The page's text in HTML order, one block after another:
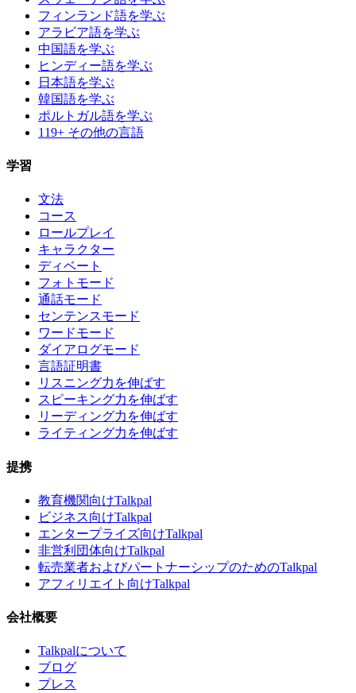
フィンランド語を学ぶ
アラビア語を学ぶ
中国語を学ぶ
ヒンディー語を学ぶ
日本語を学ぶ
韓国語を学ぶ
ポルトガル語を学ぶ
119+ その他の言語
学習
文法
コース
ロールプレイ
キャラクター
ディベート
フォトモード
通話モード
センテンスモード
ワードモード
ダイアログモード
言語証明書
リスニング力を伸ばす
スピーキング力を伸ばす
リーディング力を伸ばす
ライティング力を伸ばす
提携
教育機関向けTalkpal
ビジネス向けTalkpal
エンタープライズ向けTalkpal
非営利団体向けTalkpal
転売業者およびパートナーシップのためのTalkpal
アフィリエイト向けTalkpal
会社概要
Talkpalについて
ブログ
プレス